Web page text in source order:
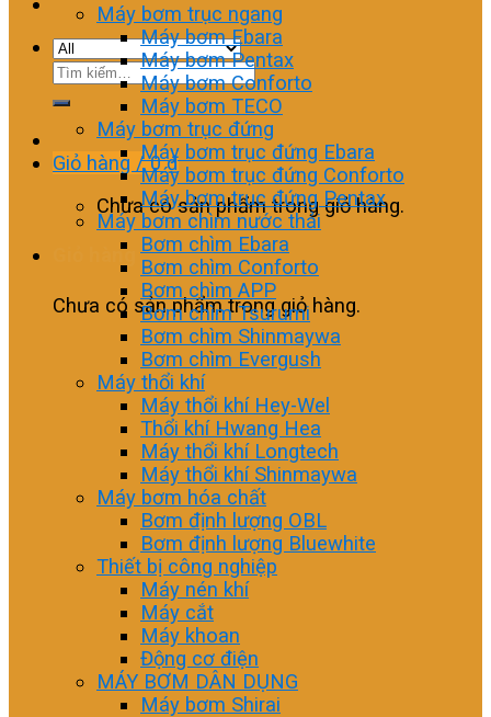
Tìm
Giỏ hàng /0₫
Chưa có sản phẩm trong giỏ hàng.
Giỏ hàng
Chưa có sản phẩm trong giỏ hàng.
Máy bơm trục ngang
Máy bơm Ebara
Máy bơm Pentax
Máy bơm Conforto
Máy bơm TECO
Máy bơm trục đứng
Máy bơm trục đứng Ebara
Máy bơm trục đứng Conforto
Máy bơm trục đứng Pentax
Máy bơm chìm nước thải
Bơm chìm Ebara
Bơm chìm Conforto
Bơm chìm APP
Bơm chìm Tsurumi
Bơm chìm Shinmaywa
Bơm chìm Evergush
Máy thổi khí
Máy thổi khí Hey-Wel
Thổi khí Hwang Hea
Máy thổi khí Longtech
Máy thổi khí Shinmaywa
Máy bơm hóa chất
Bơm định lượng OBL
Bơm định lượng Bluewhite
Thiết bị công nghiệp
Máy nén khí
Máy cắt
Máy khoan
Động cơ điện
MÁY BƠM DÂN DỤNG
Máy bơm Shirai